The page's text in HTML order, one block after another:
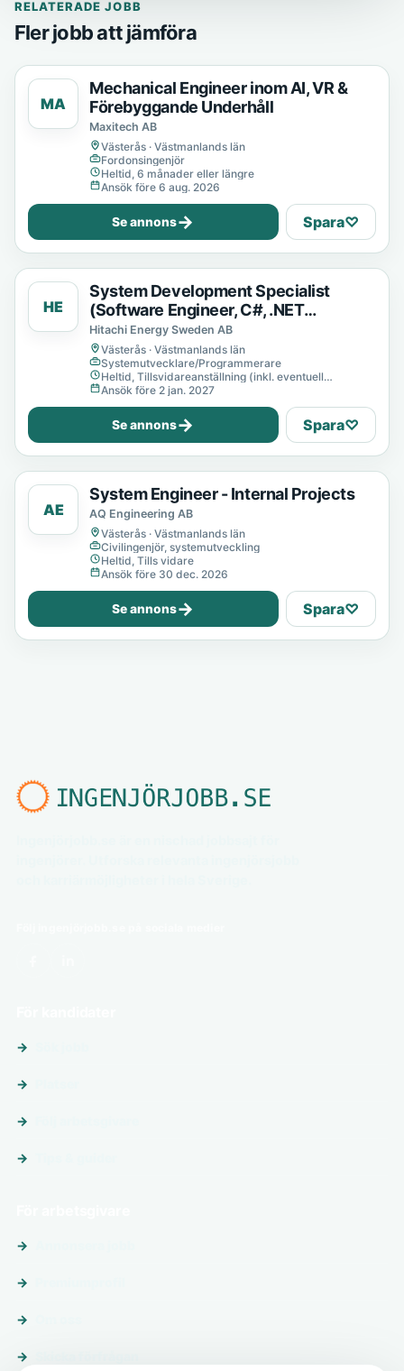
RELATERADE JOBB
Fler jobb att jämföra
MA
Mechanical Engineer inom AI, VR &
Förebyggande Underhåll
Maxitech AB
Västerås · Västmanlands län
Fordonsingenjör
Heltid, 6 månader eller längre
Ansök före 6 aug. 2026
Se annons→ Spara♡
HE
System Development Specialist
(Software Engineer, C#, .NET
Developer)
Hitachi Energy Sweden AB
Västerås · Västmanlands län
Systemutvecklare/Programmerare
Heltid, Tillsvidareanställning (inkl. eventuell
provanställning), Tills vidare
Ansök före 2 jan. 2027
Se annons→ Spara♡
AE
System Engineer - Internal Projects
AQ Engineering AB
Västerås · Västmanlands län
Civilingenjör, systemutveckling
Heltid, Tills vidare
Ansök före 30 dec. 2026
Se annons→ Spara♡